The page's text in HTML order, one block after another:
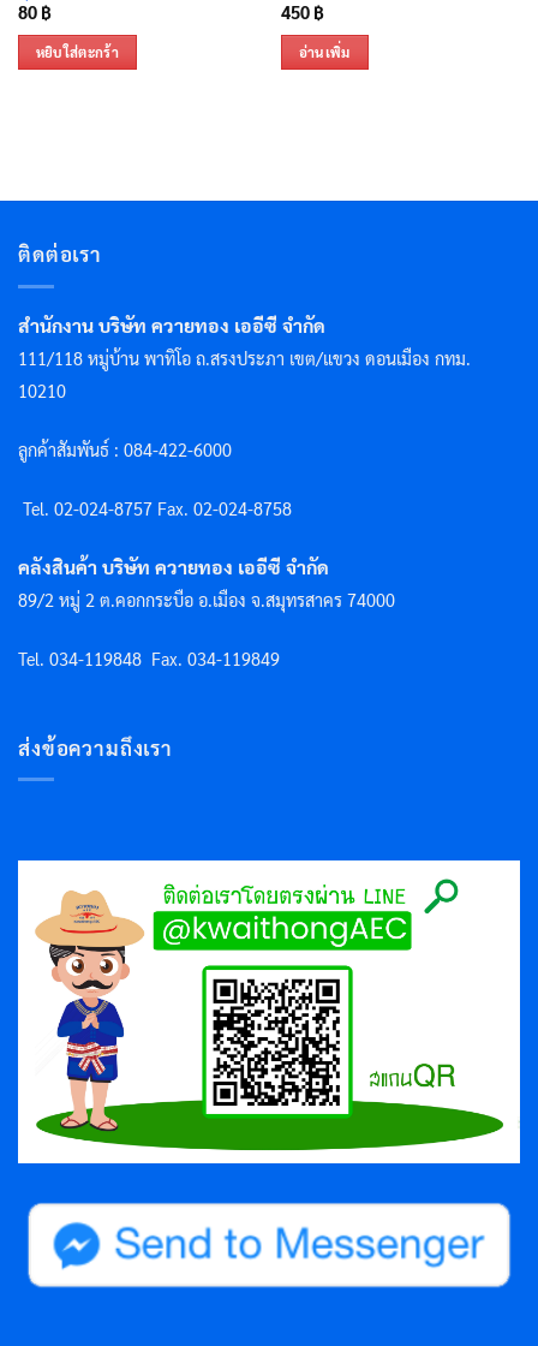
80 ฿
หยิบใส่ตะกร้า
450 ฿
อ่านเพิ่ม
ติดต่อเรา
สำนักงาน บริษัท ควายทอง เออีซี จำกัด
111/118 หมู่บ้าน พาทิโอ ถ.สรงประภา เขต/แขวง ดอนเมือง กทม.
10210
ลูกค้าสัมพันธ์ : 084-422-6000
Tel. 02-024-8757 Fax. 02-024-8758
คลังสินค้า บริษัท ควายทอง เออีซี จำกัด
89/2 หมู่ 2 ต.คอกกระบือ อ.เมือง จ.สมุทรสาคร 74000
Tel. 034-119848 Fax. 034-119849
ส่งข้อความถึงเรา